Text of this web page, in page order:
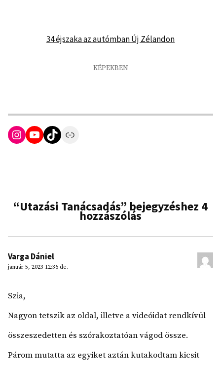
34 éjszaka az autómban Új Zélandon
KÉPEKBEN
Instagram
YouTube
TikTok
Link
“Utazási Tanácsadás” bejegyzéshez 4
hozzászólás
Varga Dániel
január 5, 2023 12:36 de.
Szia,
Nagyon tetszik az oldal, illetve a videóidat rendkívül
összeszedetten és szórakoztatóan vágod össze.
Párom mutatta az egyiket aztán kutakodtam kicsit